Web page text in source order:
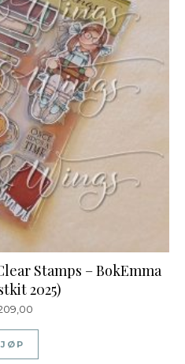
Stamps – BokEmma
2025)